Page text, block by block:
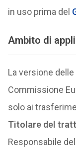
in uso prima del
Ambito di
La versione
Commissione
solo ai
Titolare del
Responsabile